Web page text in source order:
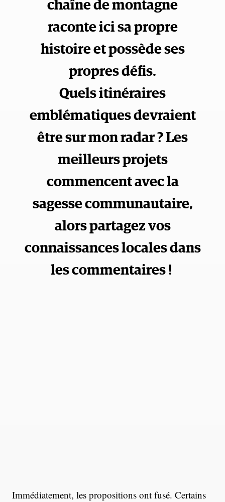
chaîne de montagne
raconte ici sa propre
histoire et possède ses
propres défis.
Quels itinéraires
emblématiques devraient
être sur mon radar ? Les
meilleurs projets
commencent avec la
sagesse communautaire,
alors partagez vos
connaissances locales dans
les commentaires !
Immédiatement, les propositions ont fusé. Certains